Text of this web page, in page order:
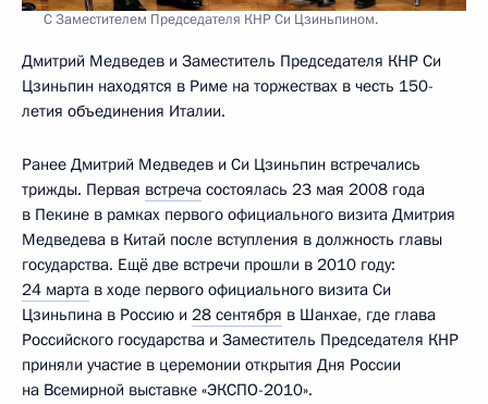
С Заместителем Председателя КНР Си Цзиньпином.
Дмитрий Медведев и Заместитель Председателя КНР Си
Цзиньпин находятся в Риме на торжествах в честь 150-
летия объединения Италии.
Ранее Дмитрий Медведев и Си Цзиньпин встречались
трижды. Первая встреча состоялась 23 мая 2008 года
в Пекине в рамках первого официального визита Дмитрия
Медведева в Китай после вступления в должность главы
государства. Ещё две встречи прошли в 2010 году:
24 марта в ходе первого официального визита Си
Цзиньпина в Россию и 28 сентября в Шанхае, где глава
Российского государства и Заместитель Председателя КНР
приняли участие в церемонии открытия Дня России
на Всемирной выставке «ЭКСПО-2010».